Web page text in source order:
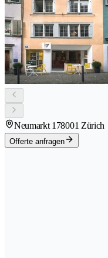
Neumarkt 178001 Zürich
Offerte anfragen